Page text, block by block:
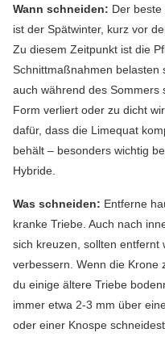
Wann schneiden: Der
ist der Spätwinter, kurz vor
Zu diesem Zeitpunkt ist die
Schnittmaßnahmen belasten
auch während des Sommers
Form verliert oder zu dicht
dafür, dass die Limequat
behält – besonders wichtig
Hybride.
Was schneiden: Entferne
kranke Triebe. Auch nach
sich kreuzen, sollten entfernt
verbessern. Wenn die Krone
du einige ältere Triebe
immer etwa 2-3 mm über
oder einer Knospe